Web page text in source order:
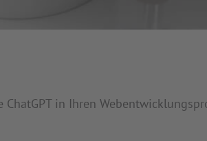
ChatGPT in Ihren